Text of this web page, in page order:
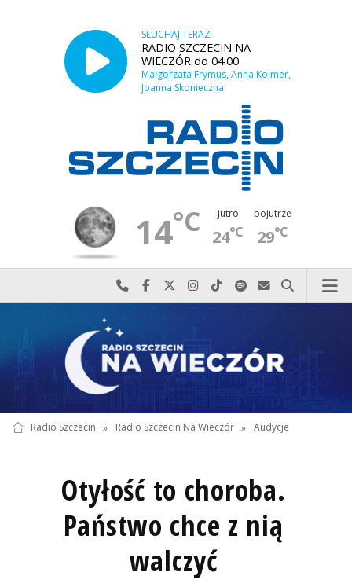
SŁUCHAJ TERAZ
RADIO SZCZECIN NA
WIECZÓR do 04:00
Małgorzata Frymus, Anna Kolmer,
Joanna Skonieczna
14°C jutro
24°C
pojutrze
29°C
Najlepiej po prostu do nas zadzwoń
Odwiedź nas na Facebook-u
Odwiedź nas na X
Odwiedź nas na Instagram-ie
Odwiedź nas na TikTok-u
Szukaj nas na Spotify
Wyślij do nas
Szukaj
Radio Szczecin » Radio Szczecin Na Wieczór » Audycje
Otyłość to choroba.
Państwo chce z nią
walczyć